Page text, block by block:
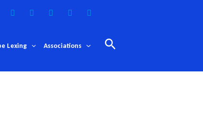
Lexing Associations Rechercher